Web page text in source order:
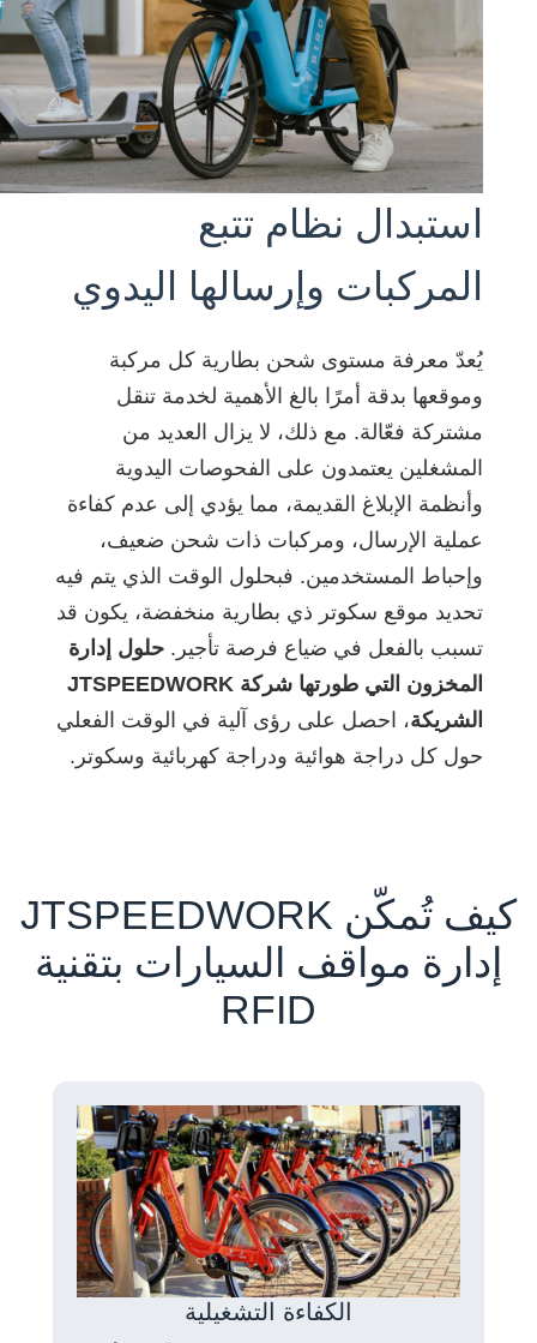
norsk
magyar
اتصل
بنا
ابحث عن
شريك
استبدال نظام تتبع
المركبات وإرسالها اليدوي
يُعدّ معرفة مستوى شحن بطارية كل مركبة
وموقعها بدقة أمرًا بالغ الأهمية لخدمة تنقل
مشتركة فعّالة. مع ذلك، لا يزال العديد من
المشغلين يعتمدون على الفحوصات اليدوية
وأنظمة الإبلاغ القديمة، مما يؤدي إلى عدم كفاءة
عملية الإرسال، ومركبات ذات شحن ضعيف،
وإحباط المستخدمين. فبحلول الوقت الذي يتم فيه
تحديد موقع سكوتر ذي بطارية منخفضة، يكون قد
تسبب بالفعل في ضياع فرصة تأجير. حلول إدارة
المخزون التي طورتها شركة JTSPEEDWORK
الشريكة، احصل على رؤى آلية في الوقت الفعلي
حول كل دراجة هوائية ودراجة كهربائية وسكوتر.
كيف تُمكّن JTSPEEDWORK
إدارة مواقف السيارات بتقنية
RFID
الكفاءة التشغيلية